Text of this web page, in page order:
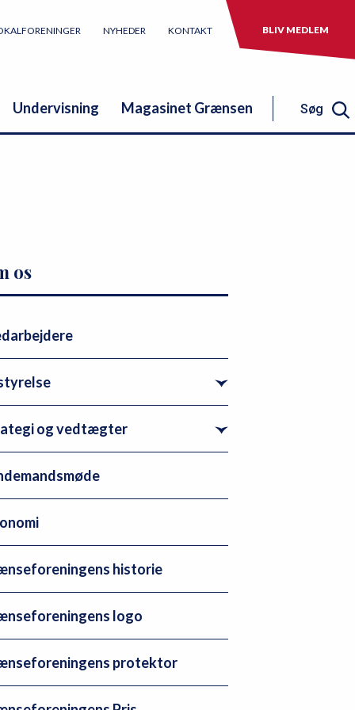
NYHEDER KONTAKT BLIV MEDLEM
Undervisning Magasinet Grænsen Søg
os
og vedtægter
historie
logo
protektor